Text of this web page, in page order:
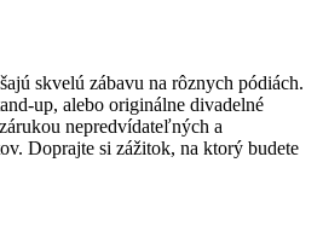
skvelú zábavu na rôznych pódiách.
up, alebo originálne divadelné
nepredvídateľných a
Doprajte si zážitok, na ktorý budete